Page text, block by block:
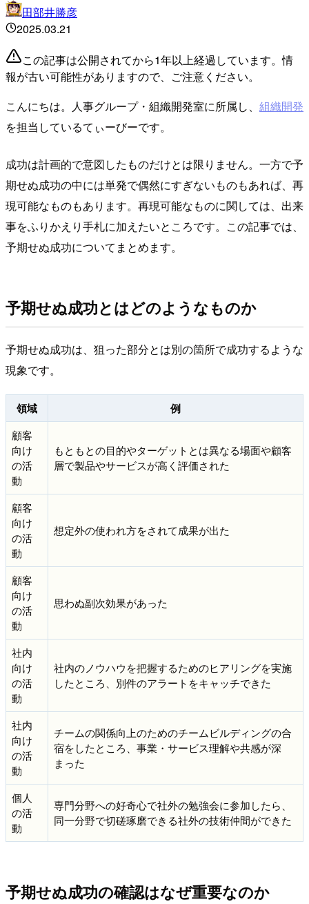
田部井勝彦
2025.03.21
この記事は公開されてから1年以上経過しています。情
報が古い可能性がありますので、ご注意ください。
こんにちは。人事グループ・組織開発室に所属し、 組織開発
を担当しているてぃーびーです。
成功は計画的で意図したものだけとは限りません。一方で予
期せぬ成功の中には単発で偶然にすぎないものもあれば、再
現可能なものもあります。再現可能なものに関しては、出来
事をふりかえり手札に加えたいところです。この記事では、
予期せぬ成功についてまとめます。
予期せぬ成功とはどのようなものか
予期せぬ成功は、狙った部分とは別の箇所で成功するような
現象です。
領域 例
顧客
向け
の活
動
もともとの目的やターゲットとは異なる場面や顧客
層で製品やサービスが高く評価された
顧客
向け
の活
動
想定外の使われ方をされて成果が出た
顧客
向け
の活
動
思わぬ副次効果があった
社内
向け
の活
動
社内のノウハウを把握するためのヒアリングを実施
したところ、別件のアラートをキャッチできた
社内
向け
の活
動
チームの関係向上のためのチームビルディングの合
宿をしたところ、事業・サービス理解や共感が深
まった
個人
の活
動
専門分野への好奇心で社外の勉強会に参加したら、
同一分野で切磋琢磨できる社外の技術仲間ができた
予期せぬ成功の確認はなぜ重要なのか